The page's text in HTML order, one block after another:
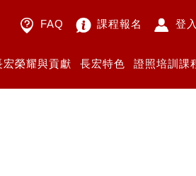
證照培訓課
長宏特色
宏榮耀與貢獻
登
課程報名
FAQ